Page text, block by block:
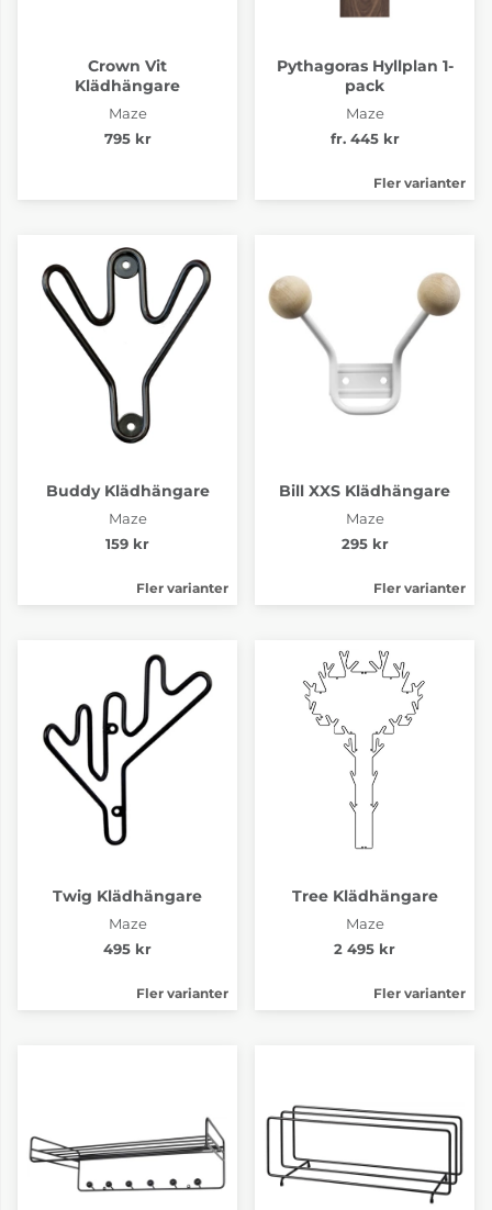
Crown Vit
Klädhängare
Maze
795 kr
Pythagoras Hyllplan 1-
pack
Maze
fr. 445 kr
Fler varianter
Buddy Klädhängare
Maze
159 kr
Fler varianter
Bill XXS Klädhängare
Maze
295 kr
Fler varianter
Twig Klädhängare
Maze
495 kr
Fler varianter
Tree Klädhängare
Maze
2 495 kr
Fler varianter